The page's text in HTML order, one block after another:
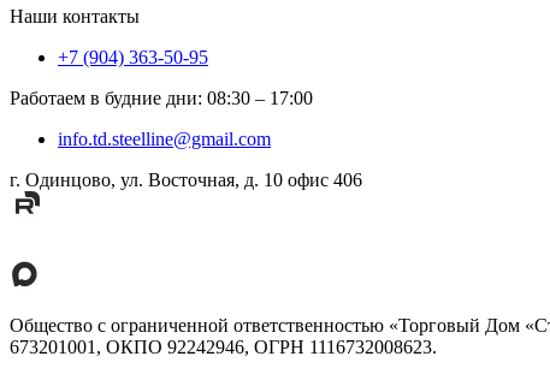
Наши контакты
+7 (904) 363-50-95
Работаем в будние дни: 08:30 – 17:00
info.td.steelline@gmail.com
г. Одинцово, ул. Восточная, д. 10 офис 406
Общество с ограниченной ответственностью «Торговый Дом
673201001, ОКПО 92242946, ОГРН 1116732008623.